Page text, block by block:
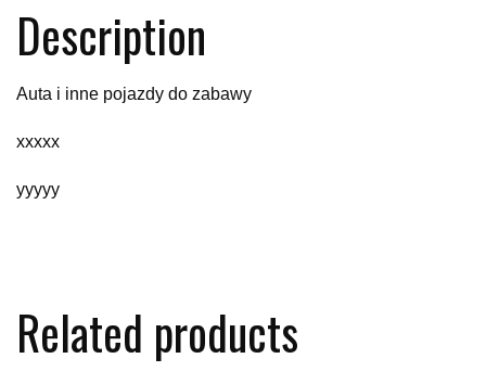
Description
Auta i inne pojazdy do zabawy
xxxxx
yyyyy
Related products